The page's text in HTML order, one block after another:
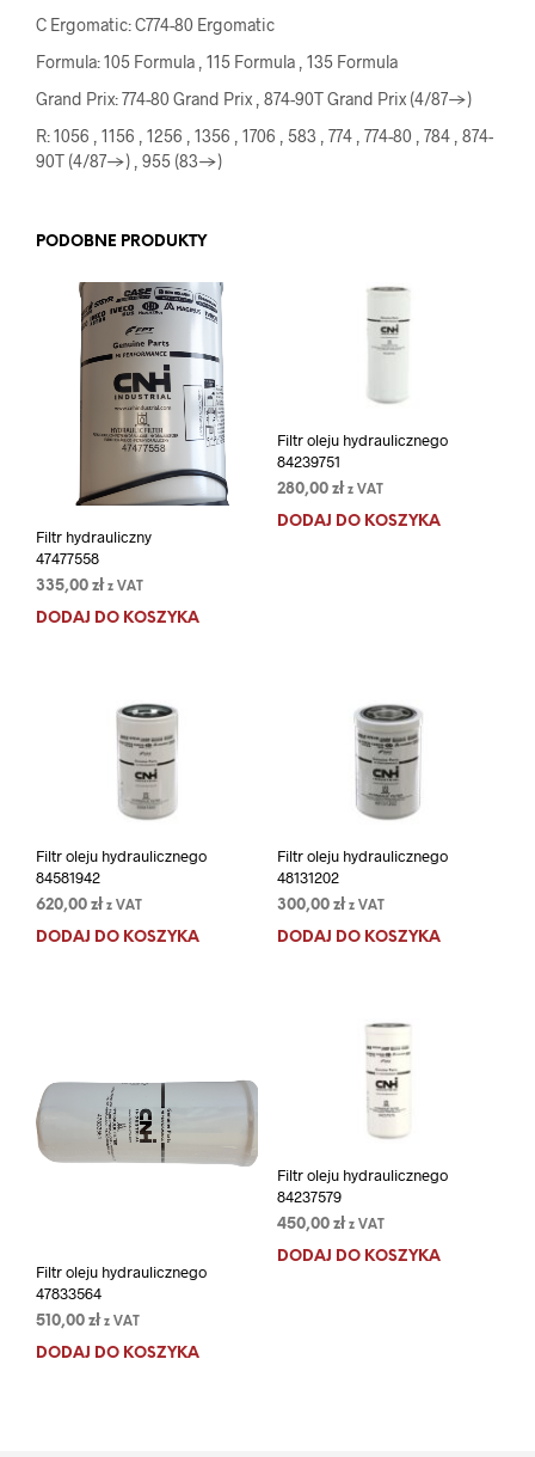
C Ergomatic: C774-80 Ergomatic
Formula: 105 Formula , 115 Formula , 135 Formula
Grand Prix: 774-80 Grand Prix , 874-90T Grand Prix (4/87->)
R: 1056 , 1156 , 1256 , 1356 , 1706 , 583 , 774 , 774-80 , 784 , 874-
90T (4/87->) , 955 (83->)
PODOBNE PRODUKTY
Filtr hydrauliczny
47477558
335,00 zł z VAT
DODAJ DO KOSZYKA
Filtr oleju hydraulicznego
84239751
280,00 zł z VAT
DODAJ DO KOSZYKA
Filtr oleju hydraulicznego
84581942
620,00 zł z VAT
DODAJ DO KOSZYKA
Filtr oleju hydraulicznego
48131202
300,00 zł z VAT
DODAJ DO KOSZYKA
Filtr oleju hydraulicznego
47833564
510,00 zł z VAT
DODAJ DO KOSZYKA
Filtr oleju hydraulicznego
84237579
450,00 zł z VAT
DODAJ DO KOSZYKA